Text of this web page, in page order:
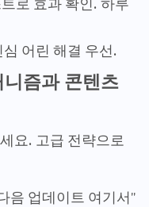
로 효과 확인. 하루
어린 해결 우선.
즘과 콘텐츠
요. 고급 전략으로
음 업데이트 여기서"